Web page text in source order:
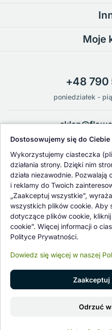
Moje
+48 790
poniedziałek -
Oferowane przez nas rośliny i
kontroli jakości oraz kontroli
wykwalifikowane osoby z
Nasiennictwa.
© 1997 - 2026 flower-garden.pl |
Dostosowujemy się do Ciebie
Wykorzystujemy ciasteczka
działania strony. Dzięki nim
działa niezawodnie.
i reklamy do Twoich
„Zaakceptuj wszystkie”,
wszystkich plików cookie. Aby
dotyczące plików cookie,
cookie”. Więcej informacji o
Polityce Prywatności.
Dowiedz się więcej w naszej
Odrzuć